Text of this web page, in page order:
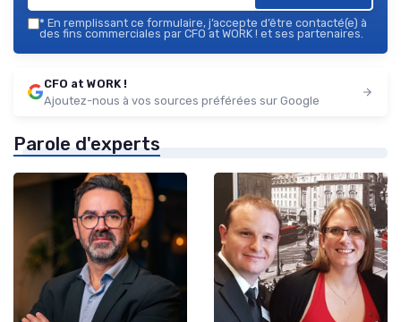
* En remplissant ce formulaire, j’accepte d’être contacté(e) à
des fins commerciales par CFO at WORK ! et ses partenaires.
CFO at WORK !
Ajoutez-nous à vos sources préférées sur Google
Parole d'experts